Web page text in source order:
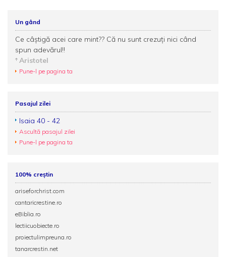
Un gând
Ce câştigă acei care mint?? Că nu sunt crezuţi nici când
spun adevărul!!
Aristotel
Pune-l pe pagina ta
Pasajul zilei
Isaia 40 - 42
Ascultă pasajul zilei
Pune-l pe pagina ta
100% creștin
ariseforchrist.com
cantaricrestine.ro
eBiblia.ro
lectiicuobiecte.ro
proiectulimpreuna.ro
tanarcrestin.net